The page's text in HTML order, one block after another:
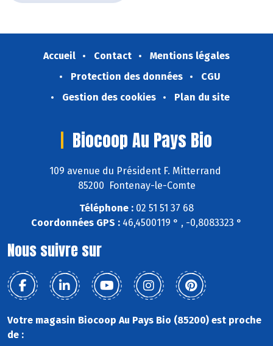
Accueil Contact
Mentions légales
Protection des données
CGU
Gestion des cookies
Plan du site
Biocoop Au Pays Bio
109 avenue du Président F. Mitterrand
85200 Fontenay-le-Comte
Téléphone : 02 51 51 37 68
Coordonnées GPS : 46,4500119 ° , -0,8083323 °
Nous suivre sur
Votre magasin Biocoop Au Pays Bio (85200) est proche
de :